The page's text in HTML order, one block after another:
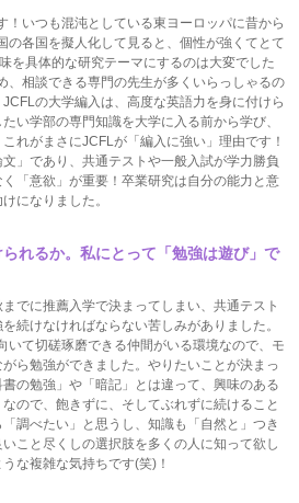
！いつも混沌としている東ヨーロッパに昔から
の各国を擬人化して見ると、個性が強くてとて
を具体的な研究テーマにするのは大変でした
、相談できる専門の先生が多くいらっしゃるの
の大学編入は、高度な英語力を身に付けら
い学部の専門知識を大学に入る前から学び、
れがまさにJCFLが「編入に強い」理由です！
」であり、共通テストや一般入試が学力勝負
「意欲」が重要！卒業研究は自分の能力と意
になりました。
れるか。私にとって「勉強は遊び」で
でに推薦入学で決まってしまい、共通テスト
続けなければならない苦しみがありました。
いて切磋琢磨できる仲間がいる環境なので、モ
ら勉強ができました。やりたいことが決まっ
の勉強」や「暗記」とは違って、興味のある
ので、飽きずに、そしてぶれずに続けること
調べたい」と思うし、知識も「自然と」つき
こと尽くしの選択肢を多くの人に知って欲し
な複雑な気持ちです(笑)！